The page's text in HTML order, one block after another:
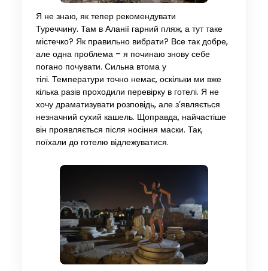
Я не знаю, як тепер рекомендувати
Туреччину. Там в Аланії гарний пляж, а тут таке
містечко? Як правильно вибрати? Все так добре,
але одна проблема – я починаю знову себе
погано почувати. Сильна втома у
тілі. Температури точно немає, оскільки ми вже
кілька разів проходили перевірку в готелі. Я не
хочу драматизувати розповідь, але з’являється
незначний сухий кашель. Щоправда, найчастіше
він проявляється після носіння маски. Так,
поїхали до готелю відлежуватися.